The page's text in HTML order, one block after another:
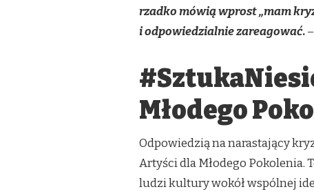
rzadko mówią wprost „mam
i odpowiedzialnie zareagować.
Młodego
Odpowiedzią na narastający
Artyści dla Młodego Pokolenia.
ludzi kultury wokół wspólnej